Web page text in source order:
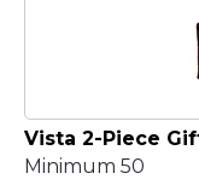
Vista 2-Piece
Minimum 50